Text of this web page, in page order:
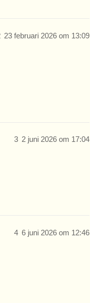
23 februari 2026 om 13:09
2 juni 2026 om 17:04
3
6 juni 2026 om 12:46
4